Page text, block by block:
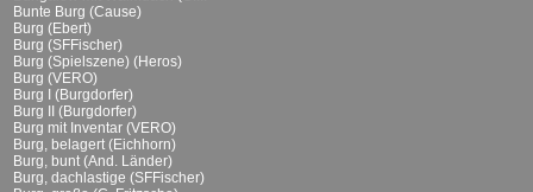
Bunte Burg (Cause)
Burg (Ebert)
Burg (SFFischer)
Burg (Spielszene) (Heros)
Burg (VERO)
Burg I (Burgdorfer)
Burg II (Burgdorfer)
Burg mit Inventar (VERO)
Burg, belagert (Eichhorn)
Burg, bunt (And. Länder)
Burg, dachlastige (SFFischer)